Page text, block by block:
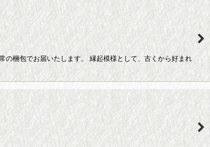
梱包でお届いたします。 縁起模様として、古くから好まれ